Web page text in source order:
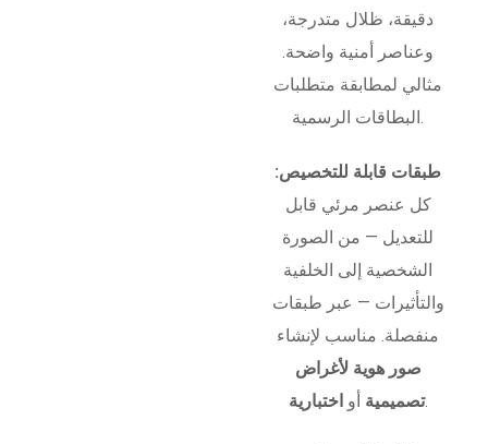
دقيقة، ظلال متدرجة،
وعناصر أمنية واضحة.
مثالي لمطابقة متطلبات
البطاقات الرسمية.
طبقات قابلة للتخصيص:
كل عنصر مرئي قابل
للتعديل — من الصورة
الشخصية إلى الخلفية
والتأثيرات — عبر طبقات
منفصلة. مناسب لإنشاء
صور هوية لأغراض
تصميمية أو اختبارية .